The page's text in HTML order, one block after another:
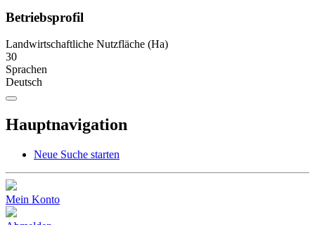
Betriebsprofil
Landwirtschaftliche Nutzfläche (Ha)
30
Sprachen
Deutsch
Hauptnavigation
Neue Suche starten
Mein Konto